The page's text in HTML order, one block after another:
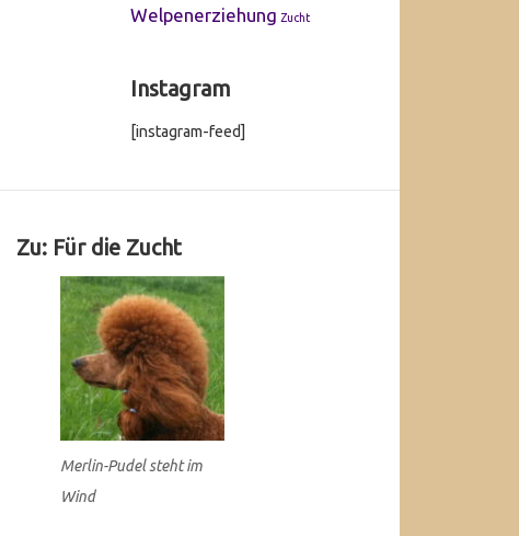
Welpenerziehung Zucht
Instagram
[instagram-feed]
Zu: Für die Zucht
Merlin-Pudel steht im
Wind